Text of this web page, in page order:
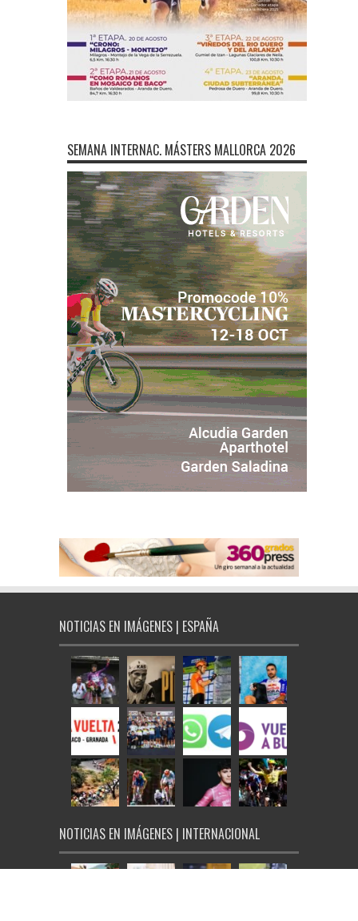
SEMANA INTERNAC. MÁSTERS MALLORCA 2026
NOTICIAS EN IMÁGENES | ESPAÑA
NOTICIAS EN IMÁGENES | INTERNACIONAL